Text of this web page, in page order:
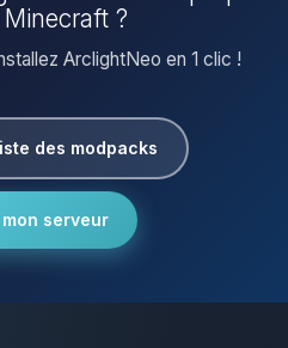
?
ArclightNeo en 1 clic !
des modpacks
serveur